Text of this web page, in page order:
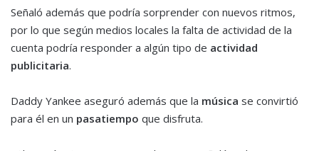
Señaló además que podría sorprender con nuevos ritmos,
por lo que según medios locales la falta de actividad de la
cuenta podría responder a algún tipo de actividad
publicitaria.
Daddy Yankee aseguró además que la música se convirtió
para él en un pasatiempo que disfruta.